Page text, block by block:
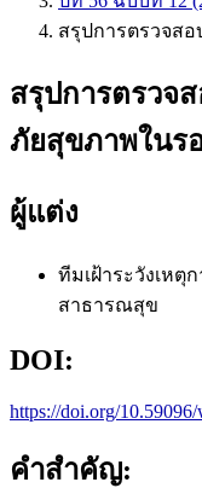
สรุปการตรวจส
สรุปการตรวจ
ภัยสุขภาพในร
ผู้แต่ง
ทีมเฝ้าระวังเหตุ
สาธารณสุข
DOI:
https://doi.org/
คำสำคัญ: